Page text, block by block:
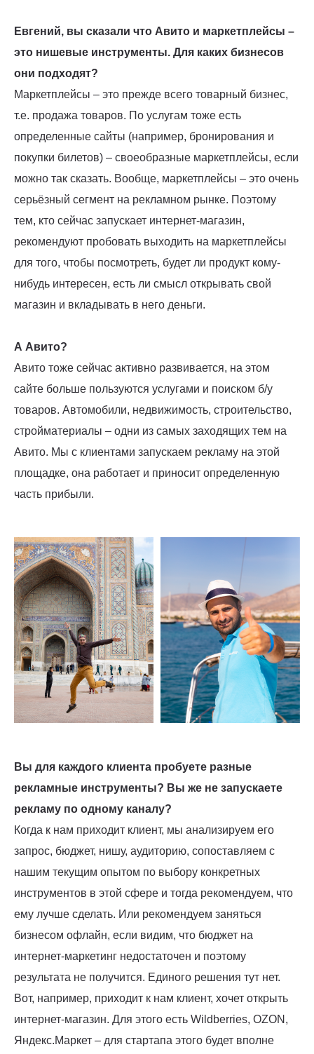
Евгений, вы сказали что Авито и маркетплейсы –
это нишевые инструменты. Для каких бизнесов
они подходят?
Маркетплейсы – это прежде всего товарный бизнес,
т.е. продажа товаров. По услугам тоже есть
определенные сайты (например, бронирования и
покупки билетов) – своеобразные маркетплейсы, если
можно так сказать. Вообще, маркетплейсы – это очень
серьёзный сегмент на рекламном рынке. Поэтому
тем, кто сейчас запускает интернет-магазин,
рекомендуют пробовать выходить на маркетплейсы
для того, чтобы посмотреть, будет ли продукт кому-
нибудь интересен, есть ли смысл открывать свой
магазин и вкладывать в него деньги.
А Авито?
Авито тоже сейчас активно развивается, на этом
сайте больше пользуются услугами и поиском б/у
товаров. Автомобили, недвижимость, строительство,
стройматериалы – одни из самых заходящих тем на
Авито. Мы с клиентами запускаем рекламу на этой
площадке, она работает и приносит определенную
часть прибыли.
Вы для каждого клиента пробуете разные
рекламные инструменты? Вы же не запускаете
рекламу по одному каналу?
Когда к нам приходит клиент, мы анализируем его
запрос, бюджет, нишу, аудиторию, сопоставляем с
нашим текущим опытом по выбору конкретных
инструментов в этой сфере и тогда рекомендуем, что
ему лучше сделать. Или рекомендуем заняться
бизнесом офлайн, если видим, что бюджет на
интернет-маркетинг недостаточен и поэтому
результата не получится. Единого решения тут нет.
Вот, например, приходит к нам клиент, хочет открыть
интернет-магазин. Для этого есть Wildberries, OZON,
Яндекс.Маркет – для стартапа этого будет вполне